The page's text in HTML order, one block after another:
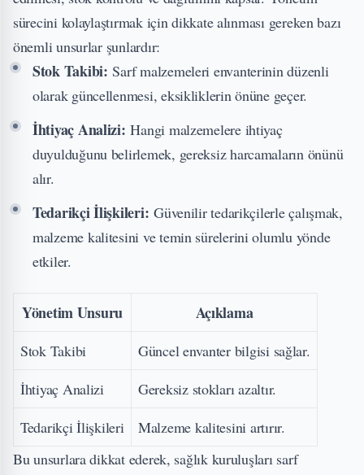
sürecini kolaylaştırmak için dikkate alınması gereken bazı
önemli unsurlar şunlardır:
Stok Takibi: Sarf malzemeleri envanterinin düzenli
olarak güncellenmesi, eksikliklerin önüne geçer.
İhtiyaç Analizi: Hangi malzemelere ihtiyaç
duyulduğunu belirlemek, gereksiz harcamaların önünü
alır.
Tedarikçi İlişkileri: Güvenilir tedarikçilerle çalışmak,
malzeme kalitesini ve temin sürelerini olumlu yönde
etkiler.
Yönetim Unsuru Açıklama
Stok Takibi
Güncel envanter bilgisi sağlar.
İhtiyaç Analizi
Gereksiz stokları azaltır.
Tedarikçi İlişkileri
Malzeme kalitesini artırır.
Bu unsurlara dikkat ederek, sağlık kuruluşları sarf